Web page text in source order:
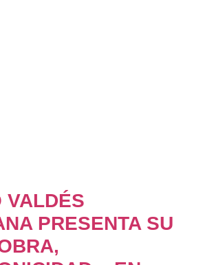
VALDÉS
PRESENTA SU